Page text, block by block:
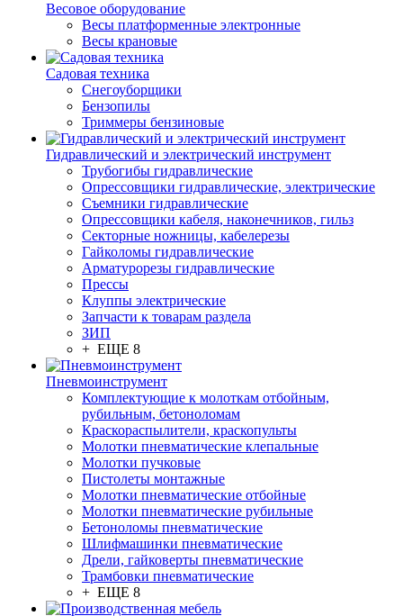
Весовое оборудование
Весы платформенные электронные
Весы крановые
Садовая техника
Снегоуборщики
Бензопилы
Триммеры бензиновые
Гидравлический и электрический инструмент
Трубогибы гидравлические
Опрессовщики гидравлические, электрические
Съемники гидравлические
Опрессовщики кабеля, наконечников, гильз
Секторные ножницы, кабелерезы
Гайколомы гидравлические
Арматурорезы гидравлические
Прессы
Клуппы электрические
Запчасти к товарам раздела
ЗИП
+ ЕЩЕ 8
Пневмоинструмент
Комплектующие к молоткам отбойным,
рубильным, бетоноломам
Краскораспылители, краскопульты
Молотки пневматические клепальные
Молотки пучковые
Пистолеты монтажные
Молотки пневматические отбойные
Молотки пневматические рубильные
Бетоноломы пневматические
Шлифмашинки пневматические
Дрели, гайковерты пневматические
Трамбовки пневматические
+ ЕЩЕ 8